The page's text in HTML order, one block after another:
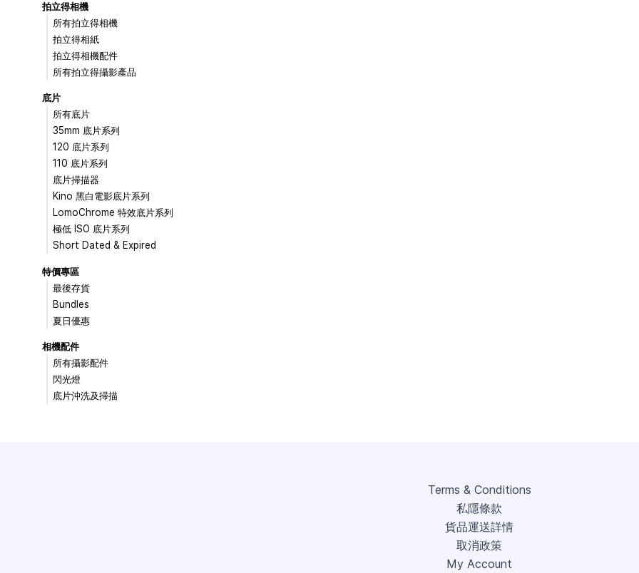
拍立得相機
所有拍立得相機
拍立得相紙
拍立得相機配件
所有拍立得攝影產品
底片
所有底片
35mm 底片系列
120 底片系列
110 底片系列
底片掃描器
Kino 黑白電影底片系列
LomoChrome 特效底片系列
極低 ISO 底片系列
Short Dated & Expired
特價專區
最後存貨
Bundles
夏日優惠
相機配件
所有攝影配件
閃光燈
底片沖洗及掃描
Terms & Conditions
私隱條款
貨品運送詳情
取消政策
My Account